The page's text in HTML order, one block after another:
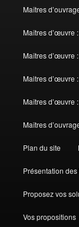
Maîtres
Maîtres d’œuvre
Maîtres d’œuvre
Maitres d’œuvre
Maîtres d’œuvre
Maîtres
Plan du site
Présentation
Proposez vos
Vos propositions